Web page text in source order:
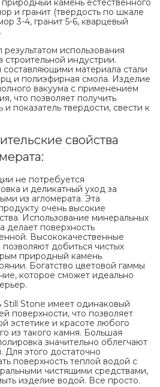
камень естественного
и гранит (твердость по шкале
3-4, гранит 5-6, кварцевый
использования
строительной индустрии.
материала стали
и полиэфирная смола. Изделие
вакуума с применением
что позволяет получить
показатель твердости, свести к
свойства
не потребуется
и деликатный уход за
из агломерата. Эта
очень высокие
Использование минеральных
делает поверхность
Высококачественные
добиться чистых
природный камень
Богатство цветовой гаммы
которое сможет идеально
Still Stone имеет одинаковый
поверхности, что позволяет
эстетике и красоте любого
из такого камня. Большая
значительно облегчают
Для этого достаточно
поверхность теплой водой с
чистящими средствами,
изделие водой. Все просто.